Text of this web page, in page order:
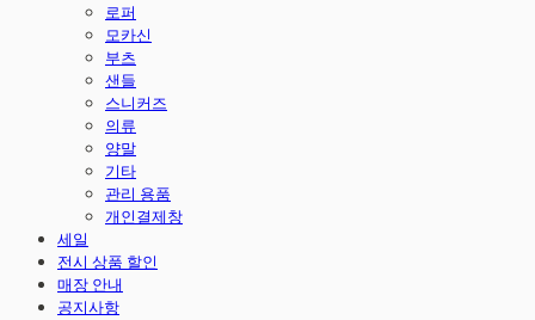
로퍼
모카신
부츠
샌들
스니커즈
의류
양말
기타
관리 용품
개인결제창
세일
전시 상품 할인
매장 안내
공지사항